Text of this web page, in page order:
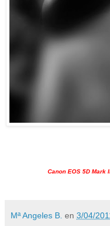
Canon EOS 5D Mark
Mª Angeles B. en 3/04/